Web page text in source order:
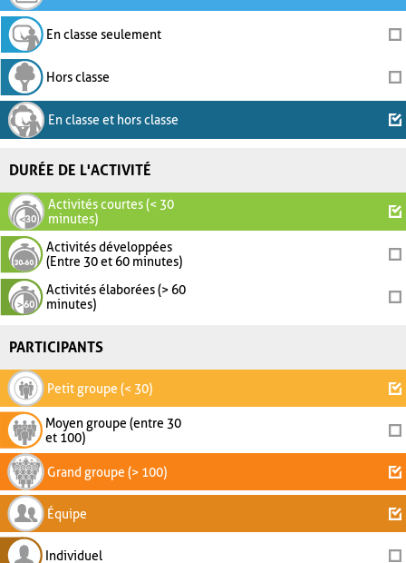
En classe seulement
Hors classe
En classe et hors classe
DURÉE DE L'ACTIVITÉ
Activités courtes (< 30
minutes)
Activités développées
(Entre 30 et 60 minutes)
Activités élaborées (> 60
minutes)
PARTICIPANTS
Petit groupe (< 30)
Moyen groupe (entre 30
et 100)
Grand groupe (> 100)
Équipe
Individuel